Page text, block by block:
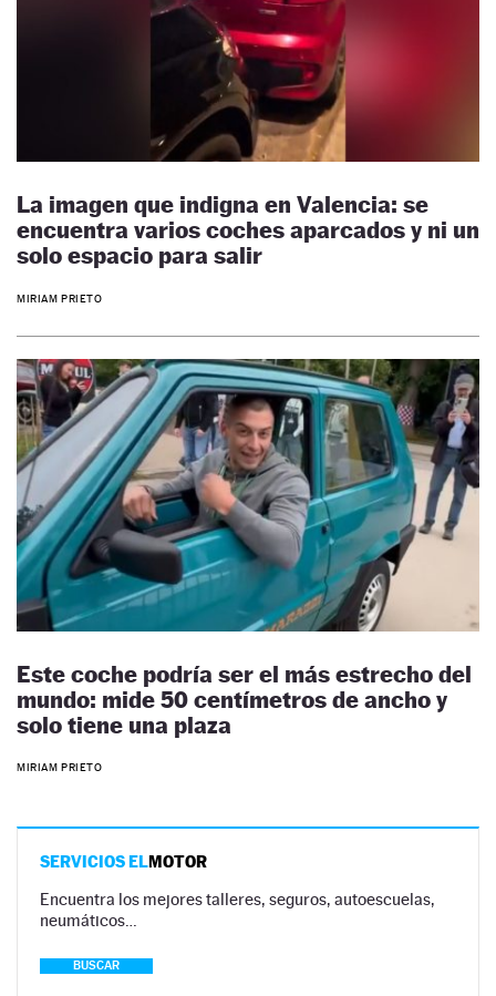
La imagen que indigna en Valencia: se
encuentra varios coches aparcados y ni un
solo espacio para salir
MIRIAM PRIETO
Este coche podría ser el más estrecho del
mundo: mide 50 centímetros de ancho y
solo tiene una plaza
MIRIAM PRIETO
SERVICIOS ELMOTOR
Encuentra los mejores talleres, seguros, autoescuelas,
neumáticos…
BUSCAR